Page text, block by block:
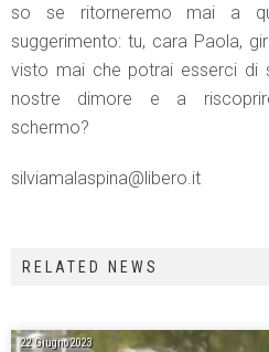
so se ritorneremo mai a
suggerimento: tu, cara Paola,
visto mai che potrai esserci di
nostre dimore e a
schermo?
silviamalaspina@libero.it
RELATED NEWS
22 Giugno 2023